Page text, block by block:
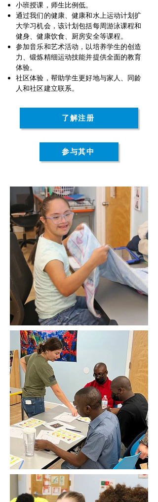
小班授课，师生比例低。
通过我们的健康、健康和水上运动计划扩
大学习机会，该计划包括每周游泳课程和
健身、健康饮食、厨房安全等课程。
参加音乐和艺术活动，以培养学生的创造
力、锻炼精细运动技能并提供全面的教育
体验。
社区体验，帮助学生更好地与家人、同龄
人和社区建立联系。
了解注册
参与其中